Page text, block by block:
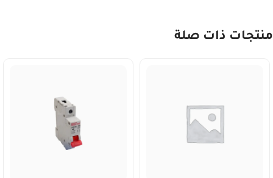
منتجات ذات صلة